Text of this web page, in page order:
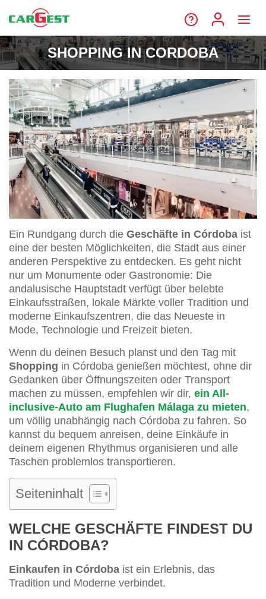
SHOPPING IN CORDOBA
Ein Rundgang durch die Geschäfte in Córdoba ist
eine der besten Möglichkeiten, die Stadt aus einer
anderen Perspektive zu entdecken. Es geht nicht
nur um Monumente oder Gastronomie: Die
andalusische Hauptstadt verfügt über belebte
Einkaufsstraßen, lokale Märkte voller Tradition und
moderne Einkaufszentren, die das Neueste in
Mode, Technologie und Freizeit bieten.
Wenn du deinen Besuch planst und den Tag mit
Shopping in Córdoba genießen möchtest, ohne dir
Gedanken über Öffnungszeiten oder Transport
machen zu müssen, empfehlen wir dir, ein All-
inclusive-Auto am Flughafen Málaga zu mieten,
um völlig unabhängig nach Córdoba zu fahren. So
kannst du bequem anreisen, deine Einkäufe in
deinem eigenen Rhythmus organisieren und alle
Taschen problemlos transportieren.
Seiteninhalt
WELCHE GESCHÄFTE FINDEST DU
IN CÓRDOBA?
Einkaufen in Córdoba ist ein Erlebnis, das
Tradition und Moderne verbindet.